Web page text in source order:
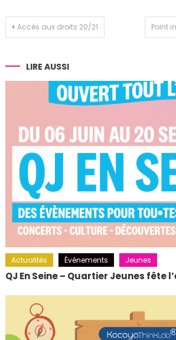
Navigation
l’article
Accès aux droits 20/21 Point
LIRE AUSSI
Actualités Événements Jeunes
QJ En Seine – Quartier Jeunes fête